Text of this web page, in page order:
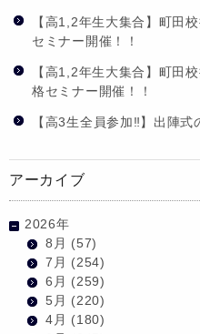
【高1,2年生大集合】町田
セミナー開催！！
【高1,2年生大集合】町田
格セミナー開催！！
【高3生全員参加‼】出陣式
アーカイブ
2026年
8月 (57)
7月 (254)
6月 (259)
5月 (220)
4月 (180)